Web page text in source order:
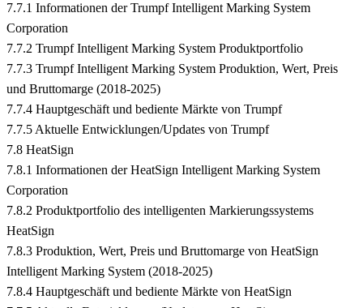
7.7.1 Informationen der Trumpf Intelligent Marking System
Corporation
7.7.2 Trumpf Intelligent Marking System Produktportfolio
7.7.3 Trumpf Intelligent Marking System Produktion, Wert, Preis
und Bruttomarge (2018-2025)
7.7.4 Hauptgeschäft und bediente Märkte von Trumpf
7.7.5 Aktuelle Entwicklungen/Updates von Trumpf
7.8 HeatSign
7.8.1 Informationen der HeatSign Intelligent Marking System
Corporation
7.8.2 Produktportfolio des intelligenten Markierungssystems
HeatSign
7.8.3 Produktion, Wert, Preis und Bruttomarge von HeatSign
Intelligent Marking System (2018-2025)
7.8.4 Hauptgeschäft und bediente Märkte von HeatSign